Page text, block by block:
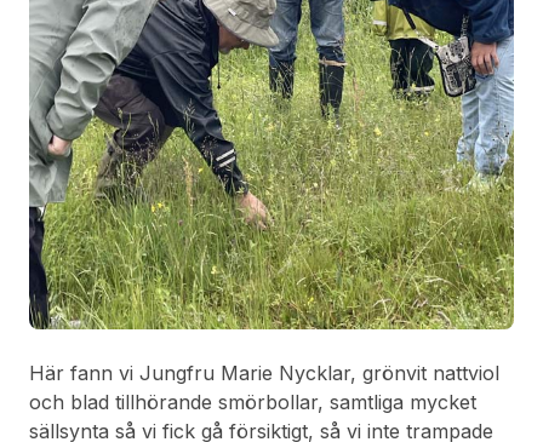
Här fann vi Jungfru Marie Nycklar, grönvit nattviol
och blad tillhörande smörbollar, samtliga mycket
sällsynta så vi fick gå försiktigt, så vi inte trampade